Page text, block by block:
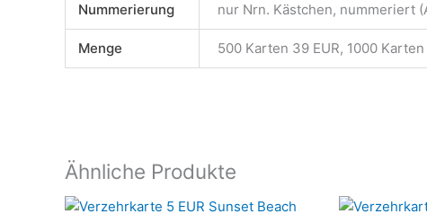
Nummerierung nur Nrn. Kästchen, nummeriert
Menge 500 Karten 39 EUR, 1000
Ähnliche Produkte
Dieses